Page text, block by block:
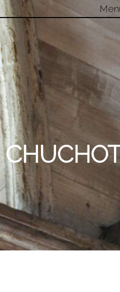
Skip to content